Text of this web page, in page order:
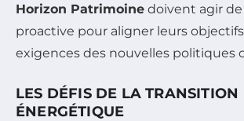
Horizon Patrimoine doivent agir
proactive pour aligner leurs
exigences des nouvelles politiques
LES DÉFIS DE LA TRANSITION
ÉNERGÉTIQUE